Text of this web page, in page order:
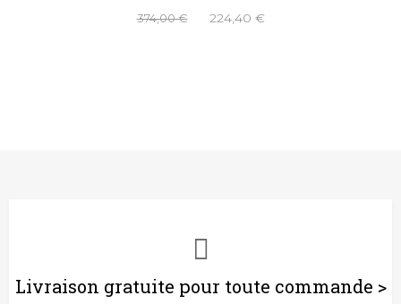
374,00 € 224,40 €
Livraison gratuite pour toute commande >